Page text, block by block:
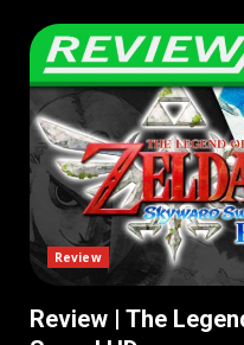
Review
Review | The